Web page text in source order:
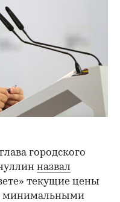
городского
назвал
текущие цены
минимальными